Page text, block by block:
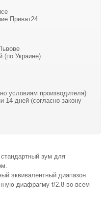
Приват24
(по Украине)
условиям производителя)
14 дней (согласно закону
зум для
эквивалентный диапазон
диафрагму f/2.8 во всем